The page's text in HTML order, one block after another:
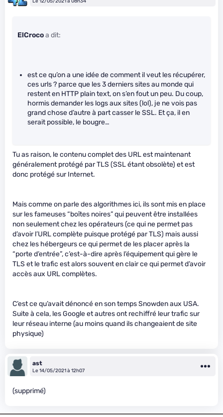
ElCrocoa dit:
est ce qu’on a une idée de comment il veut les récupérer,
ces urls ? parce que les 3 derniers sites au monde qui
restent en HTTP plain text, on s’en fout un peu. Du coup,
hormis demander les logs aux sites (lol), je ne vois pas
grand chose d’autre à part casser le SSL. Et ça, il en
serait possible, le bougre…
Tu as raison, le contenu complet des URL est maintenant
généralement protégé par TLS (SSL étant obsolète) et est
donc protégé sur Internet.
Mais comme on parle des algorithmes ici, ils sont mis en place
sur les fameuses “boîtes noires” qui peuvent être installées
non seulement chez les opérateurs (ce qui ne permet pas
d’avoir l’URL complète puisque protégé par TLS) mais aussi
chez les hébergeurs ce qui permet de les placer après la
“porte d’entrée”, c’est-à-dire après l’équipement qui gère le
TLS et le trafic est alors souvent en clair ce qui permet d’avoir
accès aux URL complètes.
C’est ce qu’avait dénoncé en son temps Snowden aux USA.
Suite à cela, les Google et autres ont rechiffré leur trafic sur
leur réseau interne (au moins quand ils changeaient de site
physique)
ast
Le 14/05/2021 à 12h07
(supprimé)